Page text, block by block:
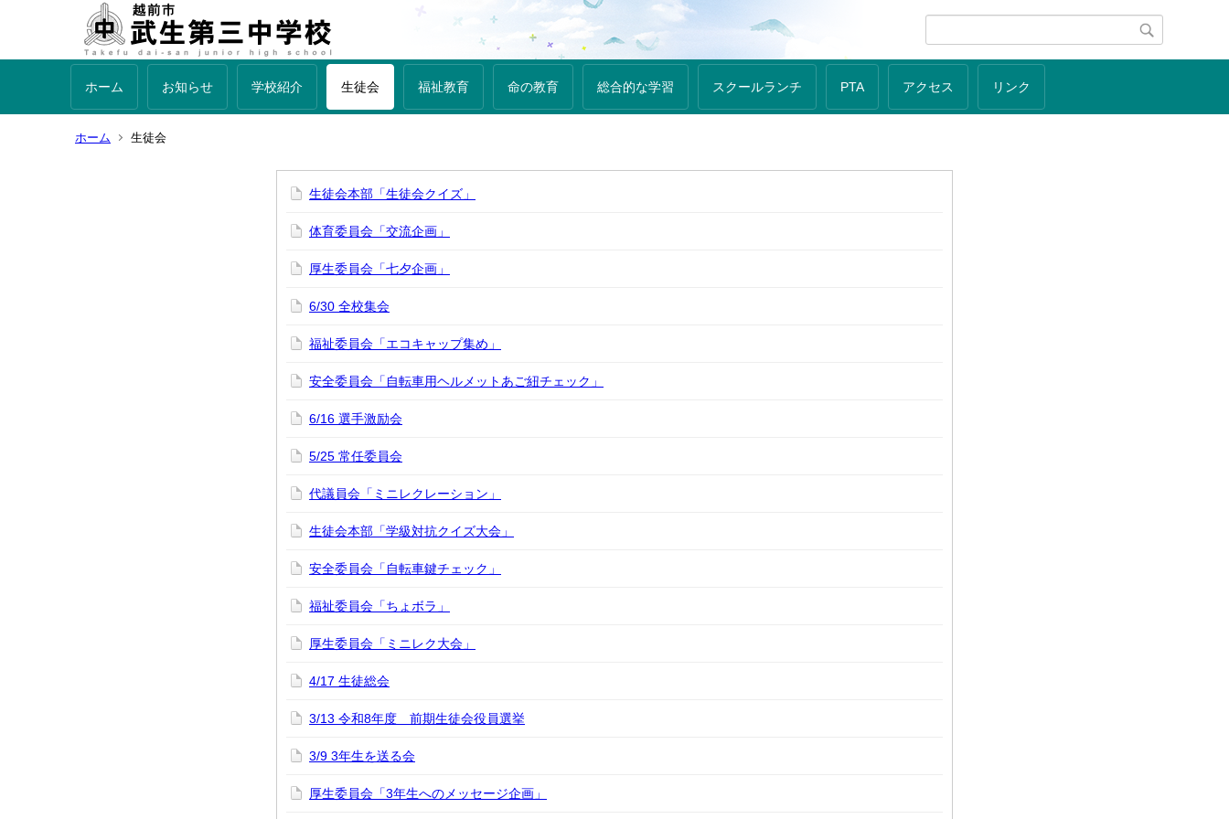
ホーム お知らせ 学校紹介 生徒会 福祉教育 命の教育 総合的な学習 スクールランチ PTA アクセス リンク
ホーム 生徒会
生徒会本部「生徒会クイズ」
体育委員会「交流企画」
厚生委員会「七夕企画」
6/30 全校集会
福祉委員会「エコキャップ集め」
安全委員会「自転車用ヘルメットあご紐チェック」
6/16 選手激励会
5/25 常任委員会
代議員会「ミニレクレーション」
生徒会本部「学級対抗クイズ大会」
安全委員会「自転車鍵チェック」
福祉委員会「ちょボラ」
厚生委員会「ミニレク大会」
4/17 生徒総会
3/13 令和8年度 前期生徒会役員選挙
3/9 3年生を送る会
厚生委員会「3年生へのメッセージ企画」